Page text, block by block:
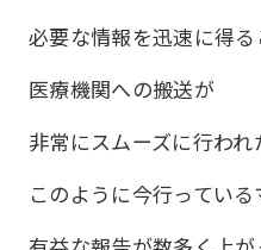
必要な情報を迅速に得
医療機関への搬送が
非常にスムーズに行わ
このように今行ってい